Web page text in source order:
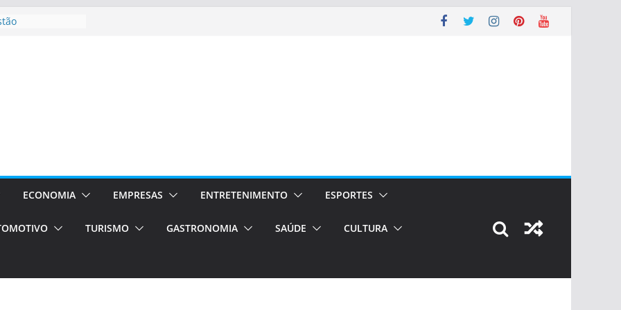
em Porto
de transfer,
de alto padrão
–
o segundo
únicas e
volta!ECONOMIA EMPRESAS ENTRETENIMENTO ESPORTES
TURISMO GASTRONOMIA SAÚDE CULTURA